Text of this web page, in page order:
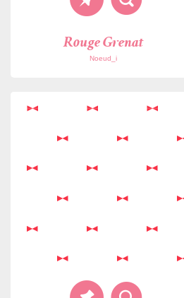
Rouge Grenat
Noeud_i